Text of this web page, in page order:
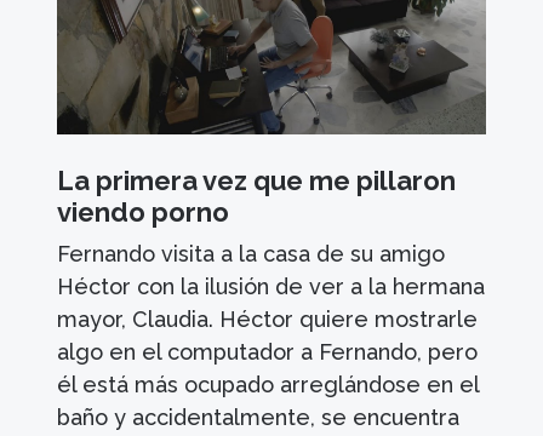
La primera vez que me pillaron
viendo porno
Fernando visita a la casa de su amigo
Héctor con la ilusión de ver a la hermana
mayor, Claudia. Héctor quiere mostrarle
algo en el computador a Fernando, pero
él está más ocupado arreglándose en el
baño y accidentalmente, se encuentra